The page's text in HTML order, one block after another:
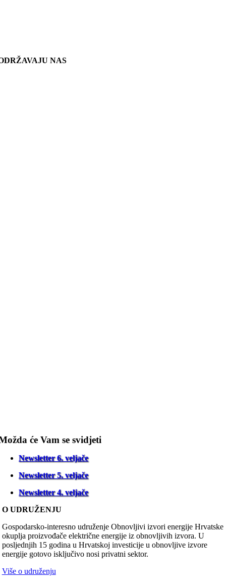
NAS
će Vam se svidjeti
Newsletter 6. veljače
Newsletter 5. veljače
Newsletter 4. veljače
O UDRUŽENJU
Gospodarsko-interesno udruženje Obnovljivi izvori energije Hrvatske
okuplja proizvođače električne energije iz obnovljivih izvora. U
posljednjih 15 godina u Hrvatskoj investicije u obnovljive izvore
energije gotovo isključivo nosi privatni sektor.
Više o udruženju